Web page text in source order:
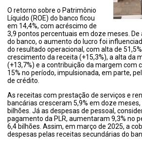
O retorno sobre o Patrimônio
Líquido (ROE) do banco ficou
em 14,4%, com acréscimo de
3,9 pontos percentuais em doze meses.
do banco, o aumento do lucro foi
do resultado operacional, com alta de
crescimento da receita (+15,3%), a alta da
(+13,7%) e a contribuição da margem com
15% no período, impulsionada, em parte,
de crédito.
As receitas com prestação de serviços e
bancárias cresceram 5,9% em doze
bilhões. Já as despesas de pessoal,
pagamento da PLR, aumentaram 9,3% no
6,4 bilhões. Assim, em março de 2025, a
despesas pelas receitas secundárias do